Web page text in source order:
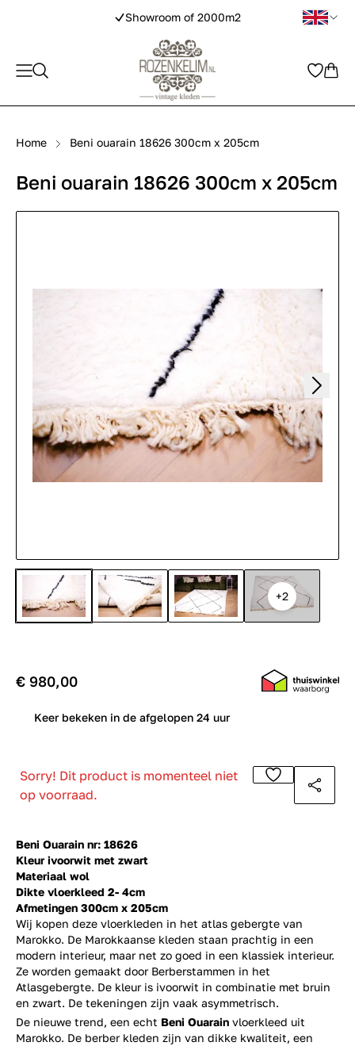
Showroom of 2000m2
Home Beni ouarain 18626 300cm x 205cm
+2
Beni ouarain 18626 300cm x 205cm
Beni Ouarain nr: 18626
Kleur ivoorwit met zwart
Materiaal wol
Dikte vloerkleed 2- 4cm
Afmetingen 300cm x 205cm
Wij kopen deze vloerkleden in het atlas gebergte van
Marokko. De Marokkaanse kleden staan prachtig in een
modern interieur, maar net zo goed in een klassiek interieur.
Ze worden gemaakt door Berberstammen in het
Atlasgebergte. De kleur is ivoorwit in combinatie met bruin
en zwart. De tekeningen zijn vaak asymmetrisch.
€ 980,00
Keer bekeken in de afgelopen 24 uur
Sorry! Dit product is momenteel niet
op voorraad.
De nieuwe trend, een echt Beni Ouarain vloerkleed uit
Marokko. De berber kleden zijn van dikke kwaliteit, een